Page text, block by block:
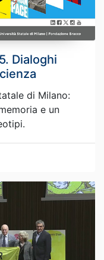
Dialoghi
di Milano:
e un